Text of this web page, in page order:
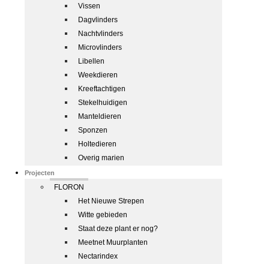
Vissen
Dagvlinders
Nachtvlinders
Microvlinders
Libellen
Weekdieren
Kreeftachtigen
Stekelhuidigen
Manteldieren
Sponzen
Holtedieren
Overig marien
Projecten
FLORON
Het Nieuwe Strepen
Witte gebieden
Staat deze plant er nog?
Meetnet Muurplanten
Nectarindex